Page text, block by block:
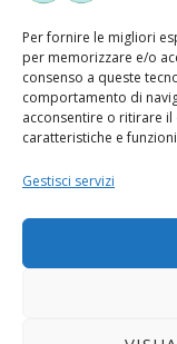
Per fornire le migliori
per memorizzare e/o
consenso a queste
comportamento di
acconsentire o ritirare il
caratteristiche e
Gestisci servizi
Copyright ©